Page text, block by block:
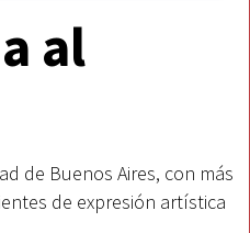
al
de Buenos Aires, con más
de expresión artística